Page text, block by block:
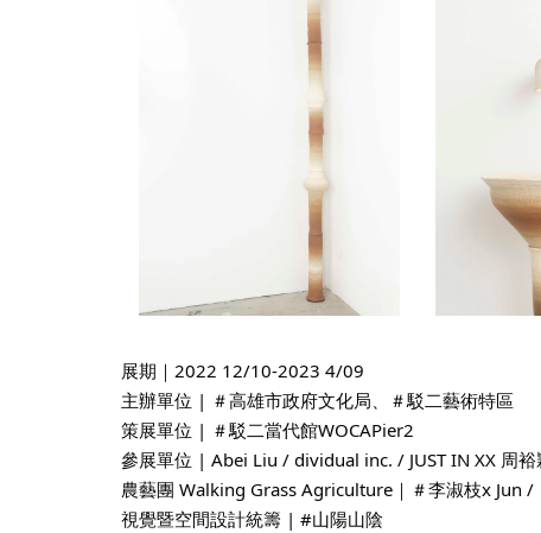
展期｜2022 12/10-2023 4/09
主辦單位 | ＃高雄市政府文化局、＃駁二藝術特區
策展單位 | ＃駁二當代館WOCAPier2
參展單位 | Abei Liu / dividual inc. / JUST IN XX 周
農藝團 Walking Grass Agriculture｜＃李淑枝x Jun
視覺暨空間設計統籌 | #山陽山陰